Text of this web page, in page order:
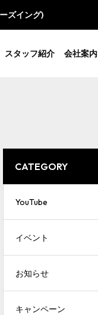
ズイング)
スタッフ紹介 会社案内
CATEGORY
YouTube
イベント
お知らせ
キャンペーン